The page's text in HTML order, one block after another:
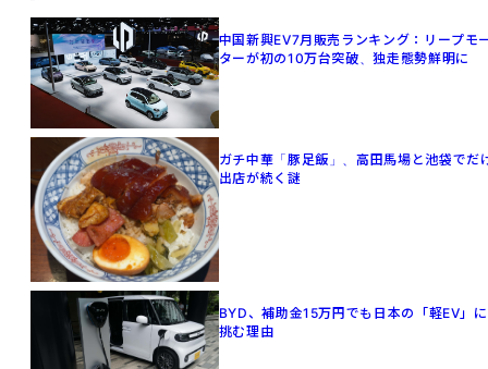
中国新興EV7月販売ランキング：リープモ
ターが初の10万台突破、独走態勢鮮明に
ガチ中華「豚足飯」、高田馬場と池袋でだ
出店が続く謎
BYD、補助金15万円でも日本の「軽EV」に
挑む理由